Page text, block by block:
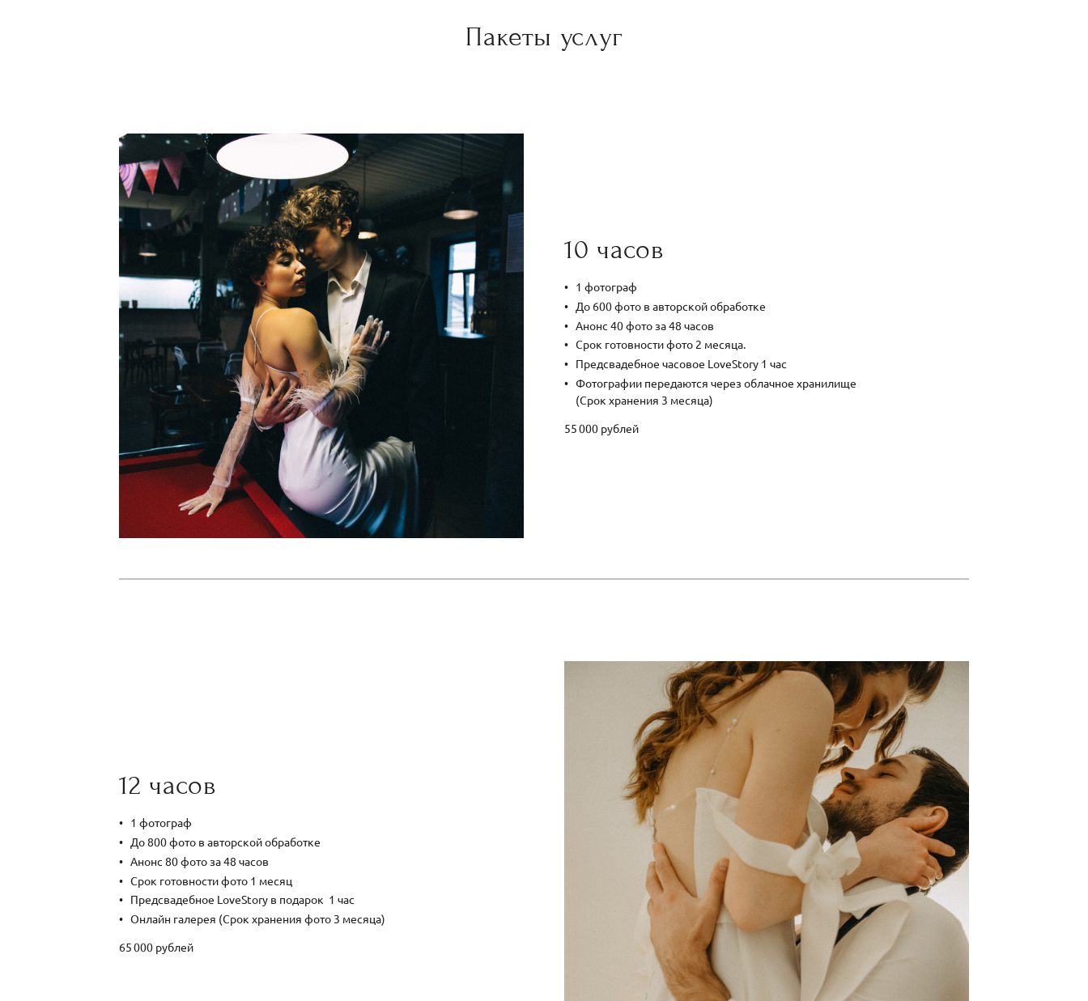
Пакеты услуг
10 часов
1 фотограф
До 600 фото в авторской обработке
Анонс 40 фото за 48 часов
Срок готовности фото 2 месяца.
Предсвадебное часовое LoveStory 1 час
Фотографии передаются через облачное хранилище
(Срок хранения 3 месяца)
55 000 рублей
12 часов
1 фотограф
До 800 фото в авторской обработке
Анонс 80 фото за 48 часов
Срок готовности фото 1 месяц
Предсвадебное LoveStory в подарок 1 час
Онлайн галерея (Срок хранения фото 3 месяца)
65 000 рублей